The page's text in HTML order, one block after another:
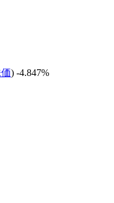
) -4.847%